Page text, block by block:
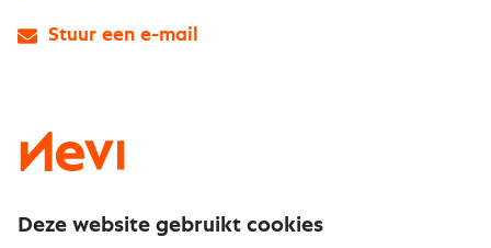
Stuur een e-mail
Deze website gebruikt cookies